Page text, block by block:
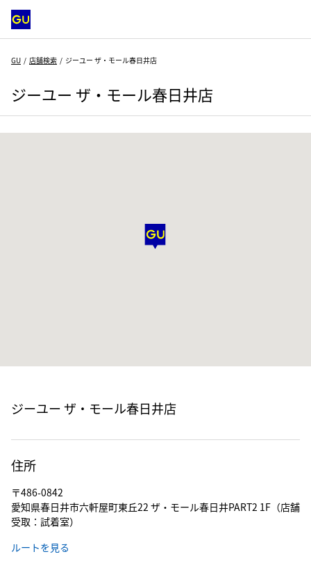
GU 店舗検索 ジーユー ザ・モール春日井店
ジーユー ザ・モール春日井店
ジーユー ザ・モール春日井店
住所
〒486-0842
愛知県春日井市六軒屋町東丘22 ザ・モール春日井PART2 1F（店舗
受取：試着室）
ルートを見る